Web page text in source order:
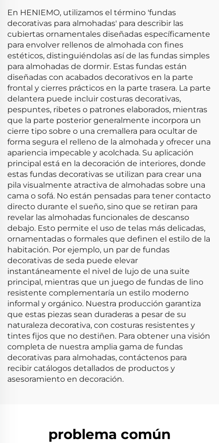
En HENIEMO, utilizamos el término 'fundas
decorativas para almohadas' para describir las
cubiertas ornamentales diseñadas específicamente
para envolver rellenos de almohada con fines
estéticos, distinguiéndolas así de las fundas simples
para almohadas de dormir. Estas fundas están
diseñadas con acabados decorativos en la parte
frontal y cierres prácticos en la parte trasera. La parte
delantera puede incluir costuras decorativas,
pespuntes, ribetes o patrones elaborados, mientras
que la parte posterior generalmente incorpora un
cierre tipo sobre o una cremallera para ocultar de
forma segura el relleno de la almohada y ofrecer una
apariencia impecable y acolchada. Su aplicación
principal está en la decoración de interiores, donde
estas fundas decorativas se utilizan para crear una
pila visualmente atractiva de almohadas sobre una
cama o sofá. No están pensadas para tener contacto
directo durante el sueño, sino que se retiran para
revelar las almohadas funcionales de descanso
debajo. Esto permite el uso de telas más delicadas,
ornamentadas o formales que definen el estilo de la
habitación. Por ejemplo, un par de fundas
decorativas de seda puede elevar
instantáneamente el nivel de lujo de una suite
principal, mientras que un juego de fundas de lino
resistente complementaría un estilo moderno
informal y orgánico. Nuestra producción garantiza
que estas piezas sean duraderas a pesar de su
naturaleza decorativa, con costuras resistentes y
tintes fijos que no destiñen. Para obtener una visión
completa de nuestra amplia gama de fundas
decorativas para almohadas, contáctenos para
recibir catálogos detallados de productos y
asesoramiento en decoración.
problema común